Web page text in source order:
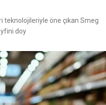
teknolojileriyle öne çıkan Smeg
doy